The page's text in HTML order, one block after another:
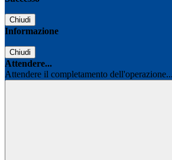
Chiudi
Informazione
Chiudi
Attendere...
Attendere il completamento dell'operazione...